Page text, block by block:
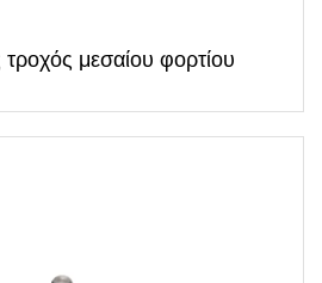
τροχός μεσαίου φορτίου